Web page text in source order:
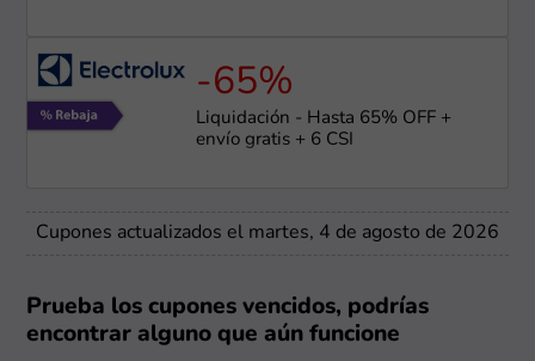
-65%
Liquidación - Hasta 65% OFF +
envío gratis + 6 CSI
Cupones actualizados el martes, 4 de agosto de 2026
Prueba los cupones vencidos, podrías
encontrar alguno que aún funcione